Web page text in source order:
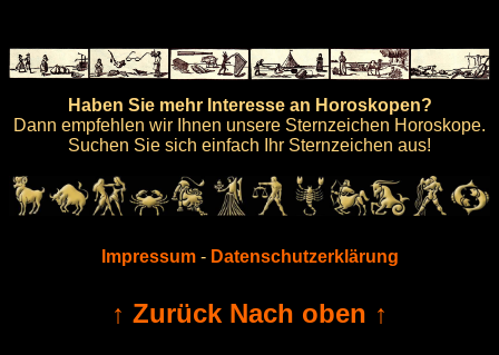
Haben Sie mehr Interesse an Horoskopen?
Dann empfehlen wir Ihnen unsere Sternzeichen Horoskope.
Suchen Sie sich einfach Ihr Sternzeichen aus!
Impressum- Datenschutzerklärung
↑ Zurück Nach oben ↑